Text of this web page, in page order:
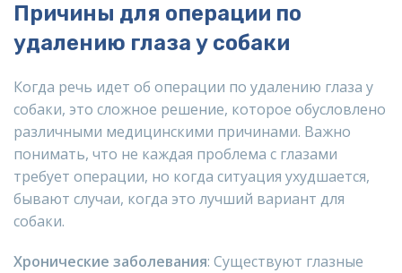
Причины для операции по
удалению глаза у собаки
Когда речь идет об операции по удалению глаза у
собаки, это сложное решение, которое обусловлено
различными медицинскими причинами. Важно
понимать, что не каждая проблема с глазами
требует операции, но когда ситуация ухудшается,
бывают случаи, когда это лучший вариант для
собаки.
Хронические заболевания: Существуют глазные